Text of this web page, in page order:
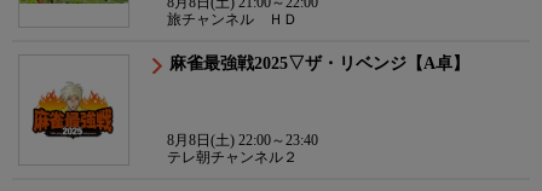
旅チャンネル ＨＤ
麻雀最強戦2025▽ザ・リベンジ【A卓】
8月8日(土) 22:00～23:40
テレ朝チャンネル２